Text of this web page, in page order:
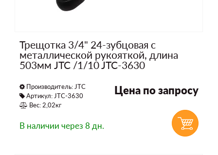
Трещотка 3/4" 24-зубцовая с
металлической рукояткой, длина
503мм JTC /1/10 JTC-3630
Производитель: JTC
Артикул: JTC-3630
Вес: 2,02кг
Цена по запросу
В наличии через 8 дн.